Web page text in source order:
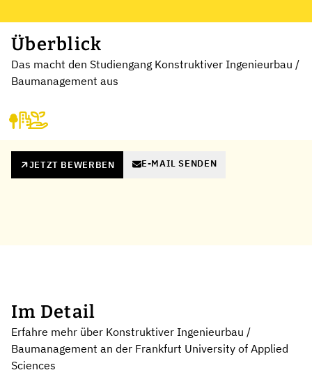
Überblick
Das macht den Studiengang Konstruktiver Ingenieurbau /
Baumanagement aus
JETZT BEWERBEN E-MAIL SENDEN
Im Detail
Erfahre mehr über Konstruktiver Ingenieurbau /
Baumanagement an der Frankfurt University of Applied
Sciences